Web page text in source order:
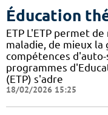
Éducation
ETP L'ETP permet
maladie, de mieux
compétences
programmes
(ETP) s'adre
18/02/2026 15:25